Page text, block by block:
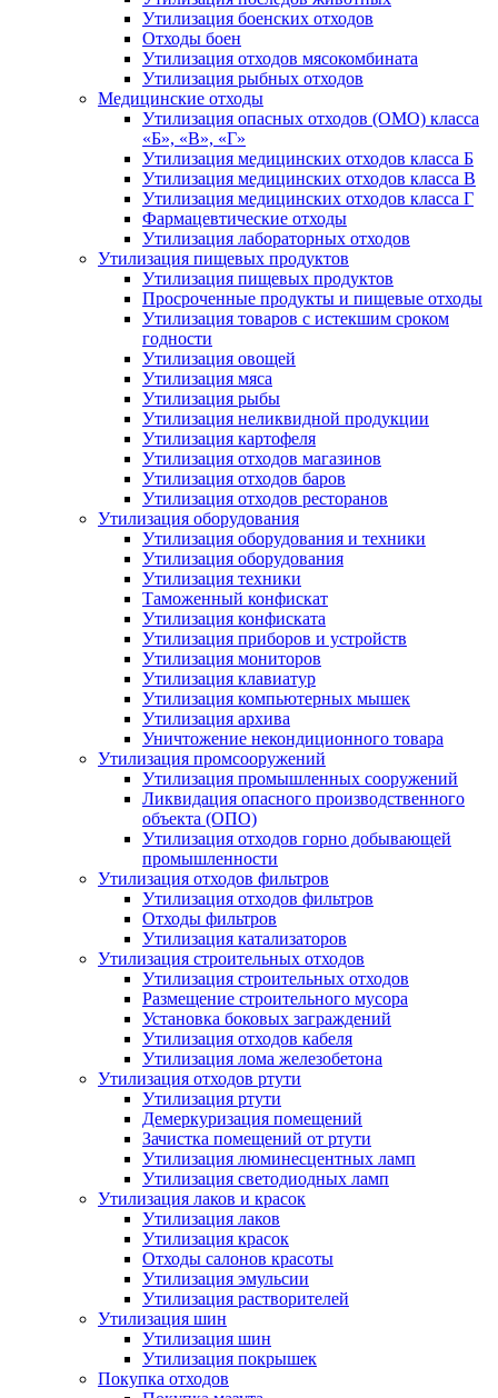
Утилизация боенских отходов
Отходы боен
Утилизация отходов мясокомбината
Утилизация рыбных отходов
Медицинские отходы
Утилизация опасных отходов (ОМО) класса
«Б», «В», «Г»
Утилизация медицинских отходов класса Б
Утилизация медицинских отходов класса В
Утилизация медицинских отходов класса Г
Фармацевтические отходы
Утилизация лабораторных отходов
Утилизация пищевых продуктов
Утилизация пищевых продуктов
Просроченные продукты и пищевые отходы
Утилизация товаров с истекшим сроком
годности
Утилизация овощей
Утилизация мяса
Утилизация рыбы
Утилизация неликвидной продукции
Утилизация картофеля
Утилизация отходов магазинов
Утилизация отходов баров
Утилизация отходов ресторанов
Утилизация оборудования
Утилизация оборудования и техники
Утилизация оборудования
Утилизация техники
Таможенный конфискат
Утилизация конфиската
Утилизация приборов и устройств
Утилизация мониторов
Утилизация клавиатур
Утилизация компьютерных мышек
Утилизация архива
Уничтожение некондиционного товара
Утилизация промсооружений
Утилизация промышленных сооружений
Ликвидация опасного производственного
объекта (ОПО)
Утилизация отходов горно добывающей
промышленности
Утилизация отходов фильтров
Утилизация отходов фильтров
Отходы фильтров
Утилизация катализаторов
Утилизация строительных отходов
Утилизация строительных отходов
Размещение строительного мусора
Установка боковых заграждений
Утилизация отходов кабеля
Утилизация лома железобетона
Утилизация отходов ртути
Утилизация ртути
Демеркуризация помещений
Зачистка помещений от ртути
Утилизация люминесцентных ламп
Утилизация светодиодных ламп
Утилизация лаков и красок
Утилизация лаков
Утилизация красок
Отходы салонов красоты
Утилизация эмульсии
Утилизация растворителей
Утилизация шин
Утилизация шин
Утилизация покрышек
Покупка отходов